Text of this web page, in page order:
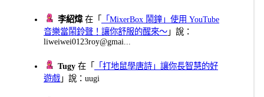
李紹煒在「
「MixerBox 鬧鐘」使用 YouTube
音樂當鬧鈴聲！讓你舒服的醒來～ 」說：
liweiwei0123roy@gmai...
Tugy 在「
「打地鼠學唐詩」讓你長智慧的好
遊戲 」說：uugi